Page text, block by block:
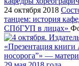
24 октября 2018
танцем: история
СПбГУП в лицах»